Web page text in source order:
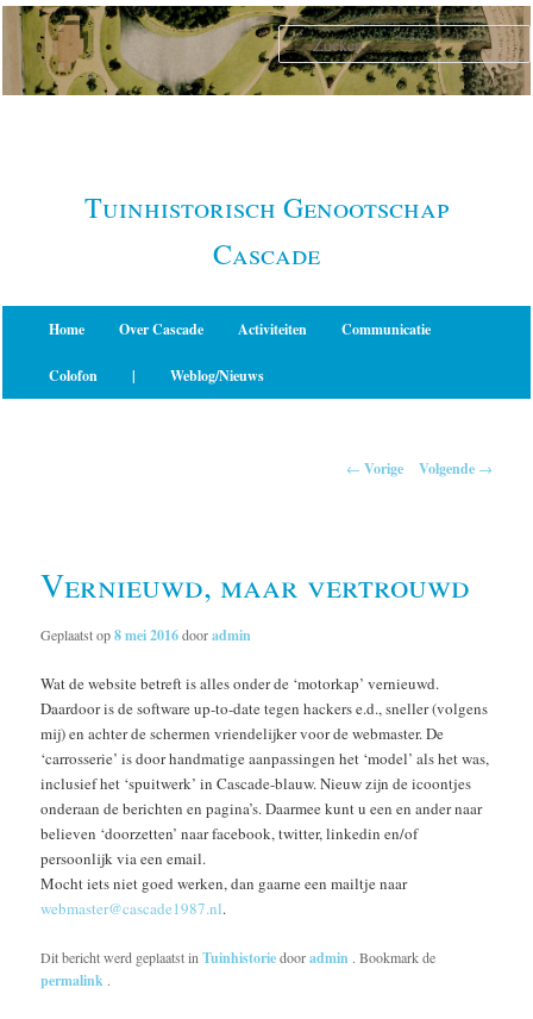
Spring
naar
primaire
Tuinhistorisch Genootschap
Cascade
Home Over Cascade Activiteiten Communicatie
Colofon | Weblog/Nieuws
← Vorige Volgende →
Vernieuwd, maar vertrouwd
Geplaatst op8 mei 2016dooradmin
Wat de website betreft is alles onder de ‘motorkap’ vernieuwd.
Daardoor is de software up-to-date tegen hackers e.d., sneller (volgens
mij) en achter de schermen vriendelijker voor de webmaster. De
‘carrosserie’ is door handmatige aanpassingen het ‘model’ als het was,
inclusief het ‘spuitwerk’ in Cascade-blauw. Nieuw zijn de icoontjes
onderaan de berichten en pagina’s. Daarmee kunt u een en ander naar
believen ‘doorzetten’ naar facebook, twitter, linkedin en/of
persoonlijk via een email.
Mocht iets niet goed werken, dan gaarne een mailtje naar
webmaster@cascade1987.nl.
Dit bericht werd geplaatst inTuinhistoriedooradmin . Bookmark de
permalink .